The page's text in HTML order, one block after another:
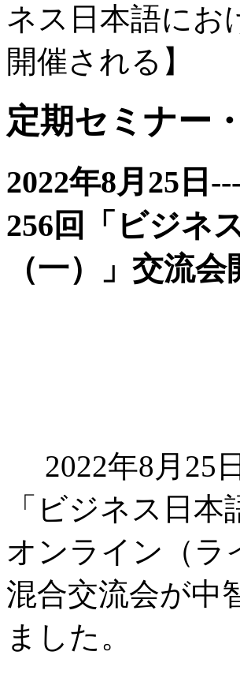
ネス日本語にお
開催される】
定期セミナー
2022年8月25日
256回「ビジネ
（一）」交流
2022年8月25
「ビジネス日
オンライン（ラ
混合交流会が中
ました。